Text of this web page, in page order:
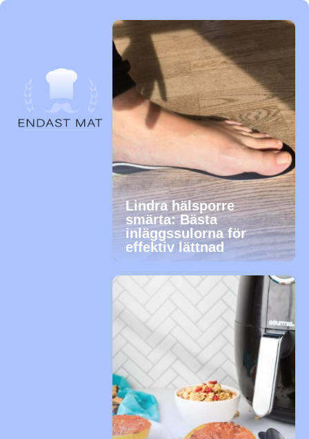
Lindra hälsporre
smärta: Bästa
inläggssulorna för
effektiv lättnad